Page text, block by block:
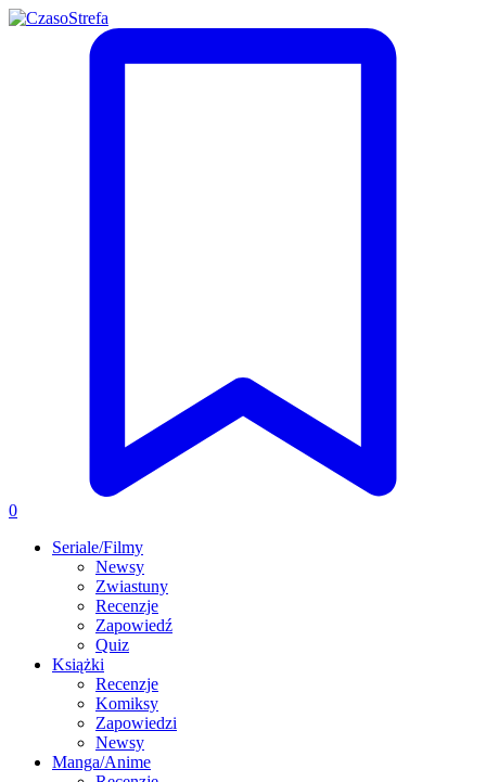
0
Seriale/Filmy
Newsy
Zwiastuny
Recenzje
Zapowiedź
Quiz
Książki
Recenzje
Komiksy
Zapowiedzi
Newsy
Manga/Anime